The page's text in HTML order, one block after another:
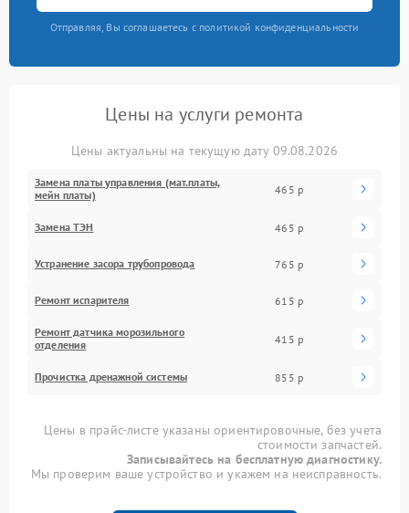
Отправляя, Вы соглашаетесь с политикой конфиденциальности
Цены на услуги ремонта
Цены актуальны на текущую дату 09.08.2026
Замена платы управления (мат.платы,
мейн платы)
465 р
Замена ТЭН 465 р
Устранение засора трубопровода 765 р
Ремонт испарителя 615 р
Ремонт датчика морозильного
отделения
415 р
Прочистка дренажной системы 855 р
Цены в прайс-листе указаны ориентировочные, без учета
стоимости запчастей.
Записывайтесь на бесплатную диагностику.
Мы проверим ваше устройство и укажем на неисправность.